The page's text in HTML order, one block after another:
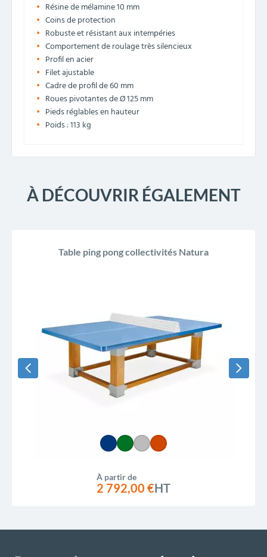
Résine de mélamine 10 mm
Coins de protection
Robuste et résistant aux intempéries
Comportement de roulage très silencieux
Profil en acier
Filet ajustable
Cadre de profil de 60 mm
Roues pivotantes de Ø 125 mm
Pieds réglables en hauteur
Poids : 113 kg
À DÉCOUVRIR ÉGALEMENT
Table ping pong collectivités Natura
À partir de
2 792,00 €HT